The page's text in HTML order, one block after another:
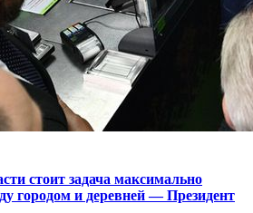
стоит задача максимально
городом и деревней — Президент